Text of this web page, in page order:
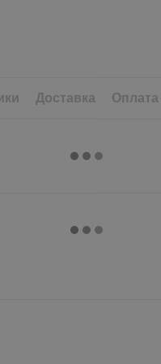
Доставка Оплата